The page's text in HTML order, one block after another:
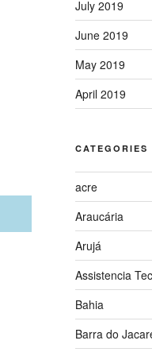
July 2019
June 2019
May 2019
April 2019
CATEGORIES
acre
Araucária
Arujá
Assistencia
Bahia
Barra do